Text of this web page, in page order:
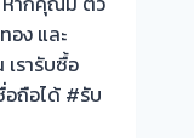
อง และ
รารับซื้อ
อถือได้ #รับ